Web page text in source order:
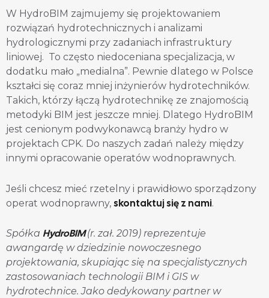
W HydroBIM zajmujemy się projektowaniem
rozwiązań hydrotechnicznych i analizami
hydrologicznymi przy zadaniach infrastruktury
liniowej. To często niedoceniana specjalizacja, w
dodatku mało „medialna”. Pewnie dlatego w Polsce
kształci się coraz mniej inżynierów hydrotechników.
Takich, którzy łączą hydrotechnikę ze znajomością
metodyki BIM jest jeszcze mniej. Dlatego HydroBIM
jest cenionym podwykonawcą branży hydro w
projektach CPK. Do naszych zadań należy między
innymi opracowanie operatów wodnoprawnych.
Jeśli chcesz mieć rzetelny i prawidłowo sporządzony
operat wodnoprawny, skontaktuj się z nami.
Spółka HydroBIM(r. zał. 2019) reprezentuje
awangardę w dziedzinie nowoczesnego
projektowania, skupiając się na specjalistycznych
zastosowaniach technologii BIM i GIS w
hydrotechnice. Jako dedykowany partner w